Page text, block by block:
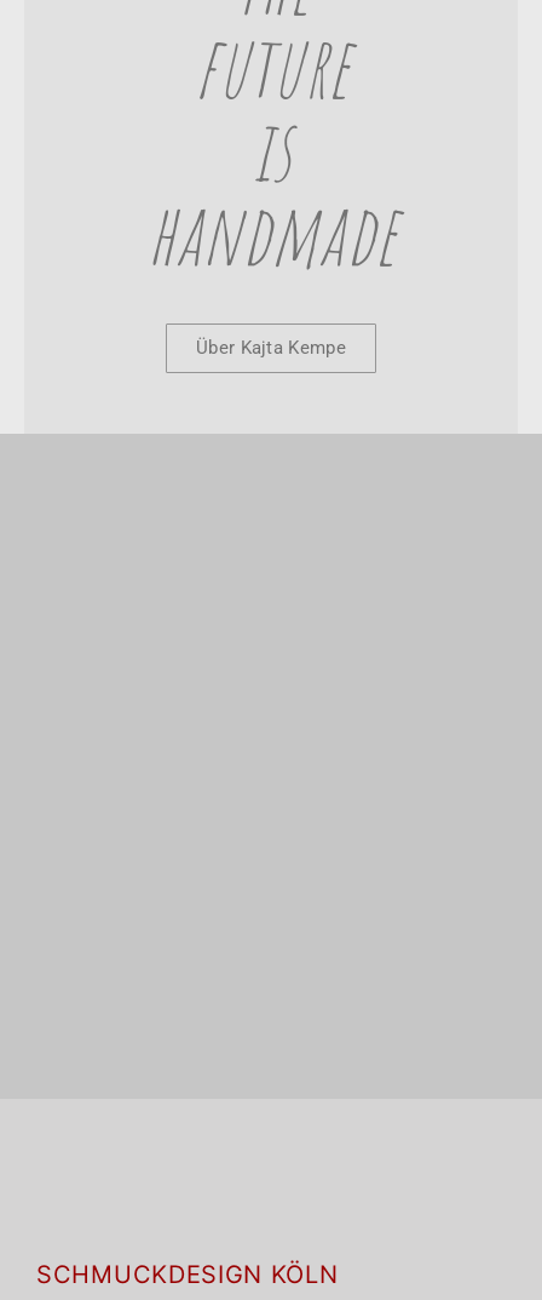
future
is
handmade
Über Kajta Kempe
SCHMUCKDESIGN KÖLN